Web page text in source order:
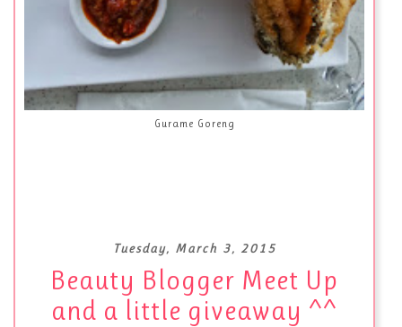
Gurame Goreng
Tuesday, March 3, 2015
Beauty Blogger Meet Up
and a little giveaway ^^